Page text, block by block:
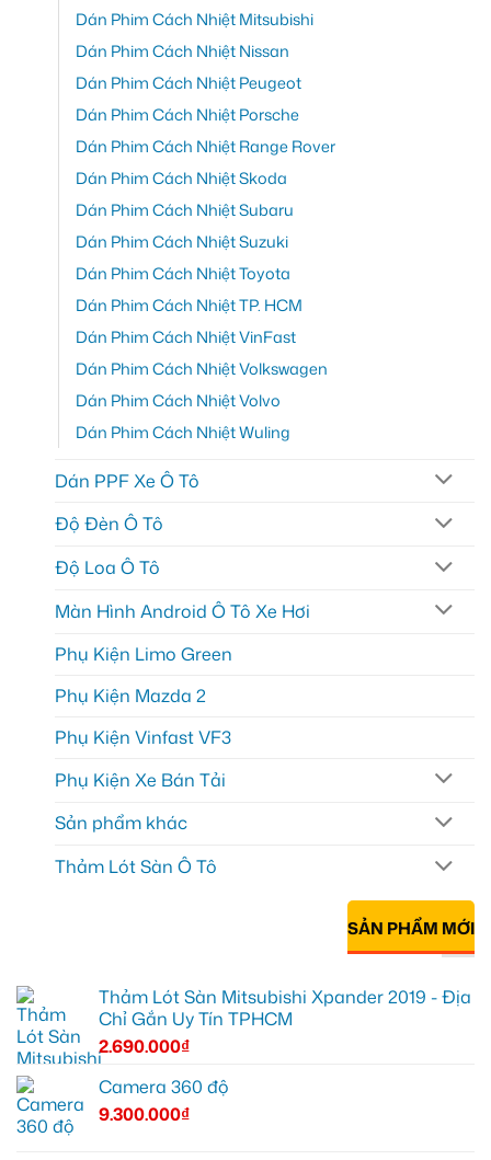
Dán Phim Cách Nhiệt Mitsubishi
Dán Phim Cách Nhiệt Nissan
Dán Phim Cách Nhiệt Peugeot
Dán Phim Cách Nhiệt Porsche
Dán Phim Cách Nhiệt Range Rover
Dán Phim Cách Nhiệt Skoda
Dán Phim Cách Nhiệt Subaru
Dán Phim Cách Nhiệt Suzuki
Dán Phim Cách Nhiệt Toyota
Dán Phim Cách Nhiệt TP. HCM
Dán Phim Cách Nhiệt VinFast
Dán Phim Cách Nhiệt Volkswagen
Dán Phim Cách Nhiệt Volvo
Dán Phim Cách Nhiệt Wuling
Dán PPF Xe Ô Tô
Độ Đèn Ô Tô
Độ Loa Ô Tô
Màn Hình Android Ô Tô Xe Hơi
Phụ Kiện Limo Green
Phụ Kiện Mazda 2
Phụ Kiện Vinfast VF3
Phụ Kiện Xe Bán Tải
Sản phẩm khác
Thảm Lót Sàn Ô Tô
SẢN PHẨM MỚI
Thảm Lót Sàn Mitsubishi Xpander 2019 - Địa
Chỉ Gắn Uy Tín TPHCM
2.690.000₫
Camera 360 độ
9.300.000₫